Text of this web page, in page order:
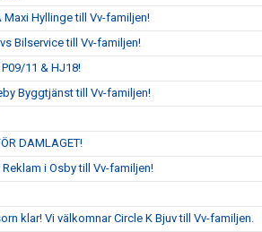
Maxi Hyllinge till Vv-familjen!
Bilservice till Vv-familjen!
11 & HJ18!
Byggtjänst till Vv-familjen!
DAMLAGET!
i Osby till Vv-familjen!
klar! Vi välkomnar Circle K Bjuv till Vv-familjen.